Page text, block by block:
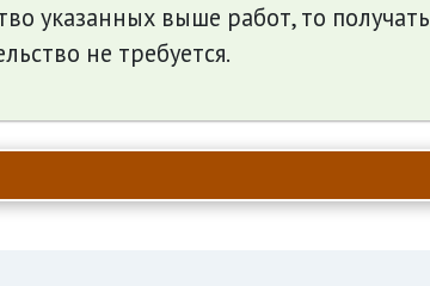
указанных выше работ, то получать
не требуется.